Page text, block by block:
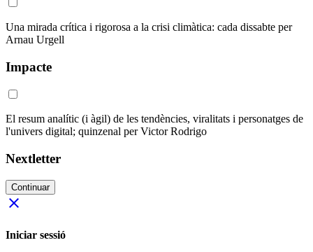
Una mirada crítica i rigorosa a la crisi climàtica: cada dissabte per
Arnau Urgell
Impacte
El resum analític (i àgil) de les tendències, viralitats i personatges de
l'univers digital; quinzenal per Victor Rodrigo
Nextletter
Continuar
close
Iniciar sessió